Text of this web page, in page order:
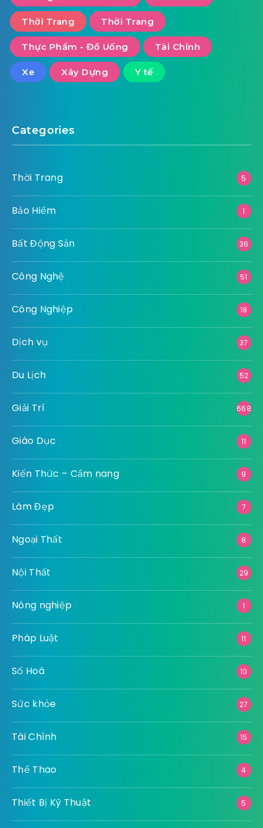
Thời Trang Thời Trang
Thực Phẩm - Đồ Uống Tài Chính
Xe Xây Dựng Y tế
Categories
Thời Trang 5
Bảo Hiểm 1
Bất Động Sản 36
Công Nghệ 51
Công Nghiệp 18
Dịch vụ 37
Du Lịch 52
Giải Trí 668
Giáo Dục 11
Kiến Thức – Cẩm nang 9
Làm Đẹp 7
Ngoại Thất 8
Nội Thất 29
Nông nghiệp 1
Pháp Luật 11
Số Hoá 10
Sức khỏe 27
Tài Chính 15
Thể Thao 4
Thiết Bị Kỹ Thuật 5